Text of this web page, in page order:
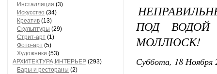
Инсталляция (3)
Искусство (34)
Креатив (13)
Скульптуры (29)
Стрит-арт (1)
Фото-арт (5)
Художники (53)
АРХИТЕКТУРА,ИНТЕРЬЕР (293)
Бары и рестораны (2)
ПОД
МОЛЛЮСК!
Суббота, 18 Ноября